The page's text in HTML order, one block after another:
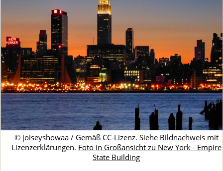
© joiseyshowaa / Gemäß CC-Lizenz. Siehe Bildnachweismit
Lizenzerklärungen. Foto in Großansicht zu New York - Empire
State Building